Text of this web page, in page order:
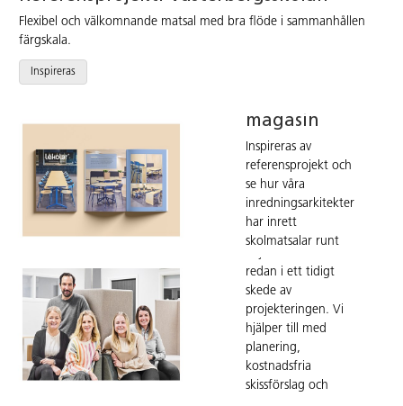
Flexibel och välkomnande matsal med bra flöde i sammanhållen
färgskala.
Inspireras
magasin
Inspireras av
referensprojekt och
se hur våra
inredningsarkitekter
har inrett
skolmatsalar runt
om i hela Norden.
Bläddra digitalt
Boka
kostnadsfri
rådgivning
Kontakta vårt
redan i ett tidigt
skede av
projekteringen. Vi
hjälper till med
planering,
kostnadsfria
skissförslag och